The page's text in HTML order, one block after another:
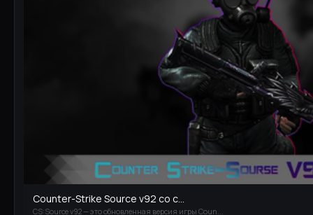
Counter-Strike Source v92 со с...
CS:Source v92 — это обновленная версия игры Coun...